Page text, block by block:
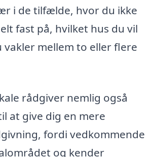
i de tilfælde, hvor du ikke
fast på, hvilket hus du vil
vakler mellem to eller flere
rådgiver nemlig også
at give dig en mere
fordi vedkommende
og kender